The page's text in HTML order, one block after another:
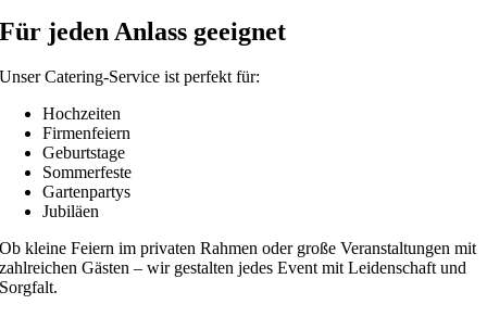
Für jeden Anlass geeignet
Unser Catering-Service ist perfekt für:
Hochzeiten
Firmenfeiern
Geburtstage
Sommerfeste
Gartenpartys
Jubiläen
Ob kleine Feiern im privaten Rahmen oder große Veranstaltungen mit
zahlreichen Gästen – wir gestalten jedes Event mit Leidenschaft und
Sorgfalt.